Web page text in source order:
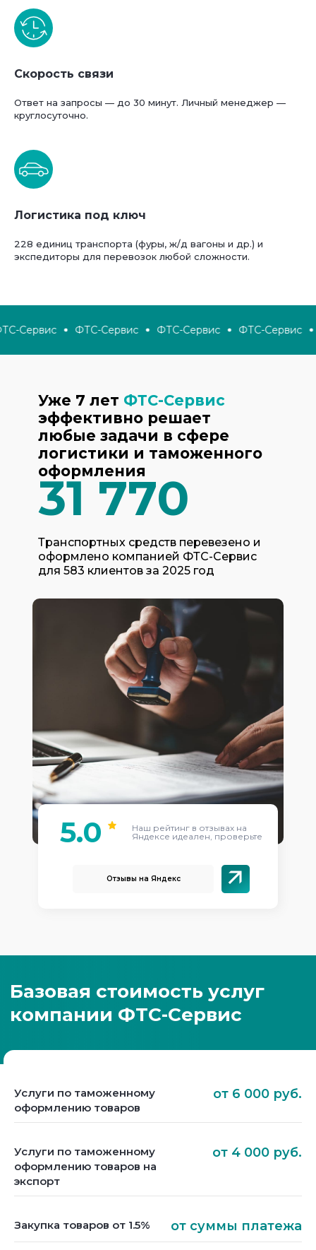
Скорость связи
Ответ на запросы — до 30 минут. Личный менеджер —
круглосуточно.
Логистика под ключ
228 единиц транспорта (фуры, ж/д вагоны и др.) и
экспедиторы для перевозок любой сложности.
Сервис ФТС-Сервис ФТС-Сервис ФТС-Сервис
Отзывы на Яндекс
5.0
Наш рейтинг в отзывах на
Яндексе идеален, проверьте
Транспортных средств перевезено и
оформлено компанией ФТС-Сервис
для 583 клиентов за 2025 год
31 770
Уже 7 лет ФТС-Сервис
эффективно решает
любые задачи в сфере
логистики и таможенного
оформления
Услуги по таможенному
оформлению товаров
от 6 000 руб.
Услуги по таможенному
оформлению товаров на
экспорт
от 4 000 руб.
Закупка товаров от 1.5% от суммы платежа